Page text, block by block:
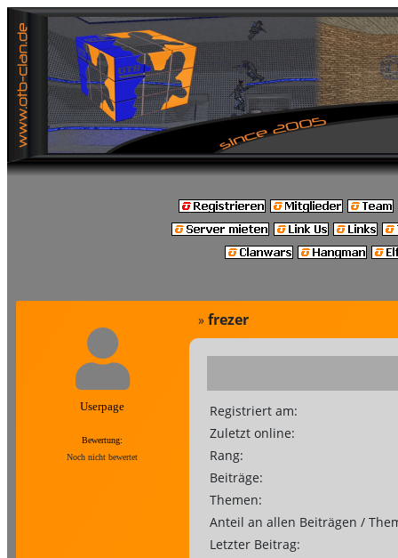
Userpage
Bewertung:
Noch nicht bewertet
» frezer
Registriert am:
Zuletzt online:
Rang:
Beiträge:
Themen:
Anteil an allen Beiträgen /
Letzter Beitrag: